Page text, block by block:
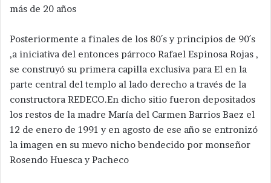
más de 20 años
Posteriormente a finales de los 80´s y principios de 90´s
,a iniciativa del entonces párroco Rafael Espinosa Rojas ,
se construyó su primera capilla exclusiva para El en la
parte central del templo al lado derecho a través de la
constructora REDECO.En dicho sitio fueron depositados
los restos de la madre María del Carmen Barrios Baez el
12 de enero de 1991 y en agosto de ese año se entronizó
la imagen en su nuevo nicho bendecido por monseñor
Rosendo Huesca y Pacheco